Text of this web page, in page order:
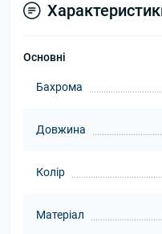
Основні
Бахрома
Довжина
Колір
Матеріал